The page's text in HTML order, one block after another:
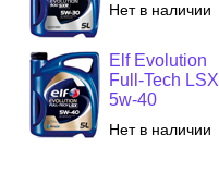
Нет в наличии
Elf Evolution
Full-Tech LSX
5w-40
Нет в наличии